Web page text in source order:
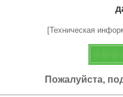
[Техническая
Пожалуйста,